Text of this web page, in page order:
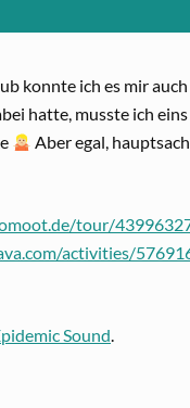
konnte ich es mir
hatte, musste ich
Aber egal,
tour/
activities/
Sound.